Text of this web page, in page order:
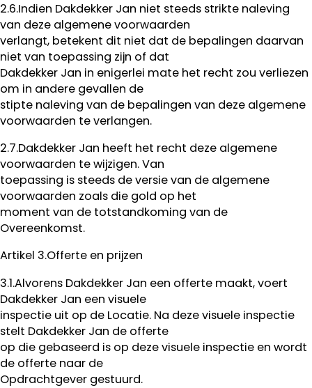
2.6.Indien Dakdekker Jan niet steeds strikte naleving
van deze algemene voorwaarden
verlangt, betekent dit niet dat de bepalingen daarvan
niet van toepassing zijn of dat
Dakdekker Jan in enigerlei mate het recht zou verliezen
om in andere gevallen de
stipte naleving van de bepalingen van deze algemene
voorwaarden te verlangen.
2.7.Dakdekker Jan heeft het recht deze algemene
voorwaarden te wijzigen. Van
toepassing is steeds de versie van de algemene
voorwaarden zoals die gold op het
moment van de totstandkoming van de
Overeenkomst.
Artikel 3.Offerte en prijzen
3.1.Alvorens Dakdekker Jan een offerte maakt, voert
Dakdekker Jan een visuele
inspectie uit op de Locatie. Na deze visuele inspectie
stelt Dakdekker Jan de offerte
op die gebaseerd is op deze visuele inspectie en wordt
de offerte naar de
Opdrachtgever gestuurd.